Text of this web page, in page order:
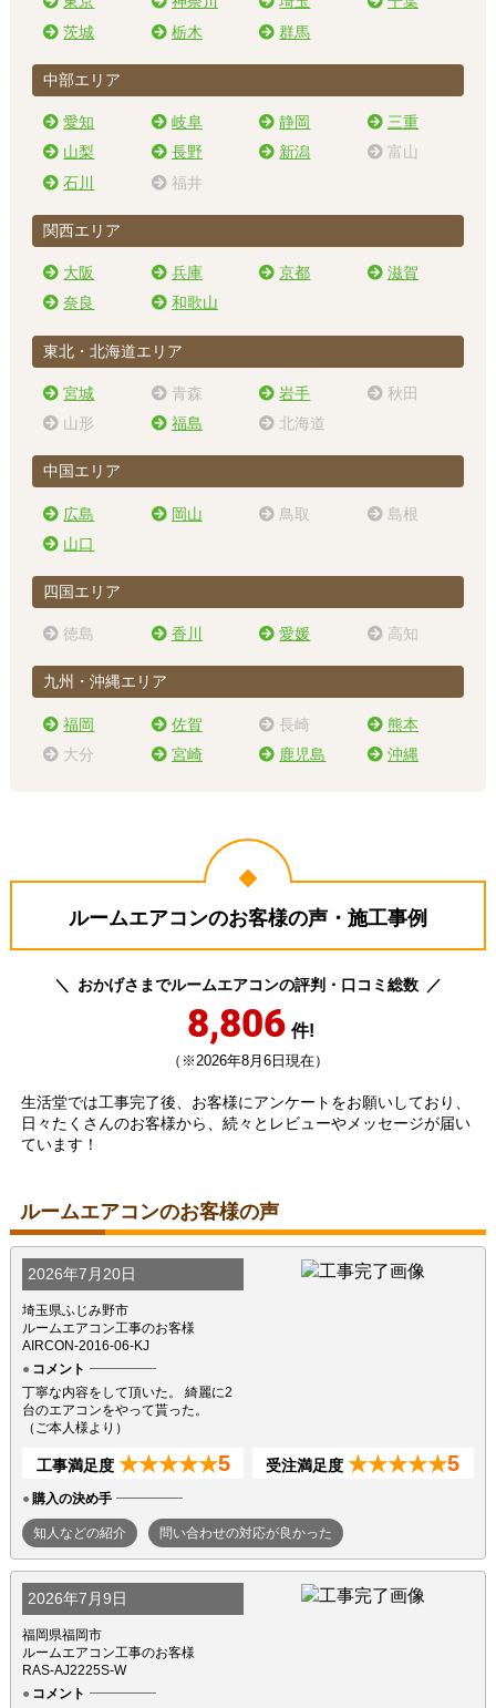
茨城
栃木 群馬
中部エリア
愛知 岐阜 静岡
三重
山梨
長野 新潟
富山
石川
福井
関西エリア
大阪 兵庫 京都
滋賀
奈良
和歌山
東北・北海道エリア
宮城 青森 岩手
秋田
山形
福島 北海道
中国エリア
広島 岡山 鳥取
島根
山口
四国エリア
徳島 香川 愛媛 高知
九州・沖縄エリア
福岡 佐賀 長崎
熊本
大分
宮崎 鹿児島 沖縄
ルームエアコンのお客様の声・施工事例
おかげさまでルームエアコンの評判・口コミ総数
8,806 件!
（※2026年8月6日現在）
生活堂では工事完了後、お客様にアンケートをお願いしており、
日々たくさんのお客様から、続々とレビューやメッセージが届い
ています！
ルームエアコンのお客様の声
2026年7月20日
埼玉県ふじみ野市
ルームエアコン工事のお客様
AIRCON-2016-06-KJ
コメント
丁寧な内容をして頂いた。 綺麗に2
台のエアコンをやって貰った。
（ご本人様より）
工事満足度 ★★★★★5 受注満足度 ★★★★★5
購入の決め手
知人などの紹介 問い合わせの対応が良かった
2026年7月9日
福岡県福岡市
ルームエアコン工事のお客様
RAS-AJ2225S-W
コメント